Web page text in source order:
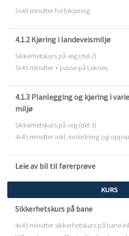
2x45 minutter forbikjøring
4.1.2 Kjøring i landeveismiljø
Sikkerhetskurs på veg (del 2)
5x45 minutter + pause på Leknes
4.1.3 Planlegging og kjøring i
miljø
Sikkerhetskurs på veg (del 3)
4x45 minutter inkl. innledning og
Leie av bil til førerprøve
KURS
Sikkerhetskurs på bane
4x45 minutter sikkerhetskurs på bane